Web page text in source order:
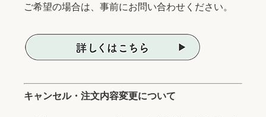
ご希望の場合は、事前にお問い合わせください。
キャンセル・注文内容変更について